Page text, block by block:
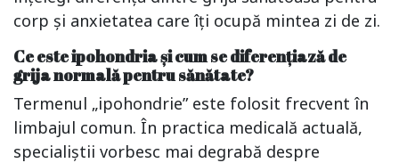
corp și anxietatea care îți ocupă mintea zi de zi.
Ce este ipohondria și cum se diferențiază de
grija normală pentru sănătate?
Termenul „ipohondrie” este folosit frecvent în
limbajul comun. În practica medicală actuală,
specialiștii vorbesc mai degrabă despre